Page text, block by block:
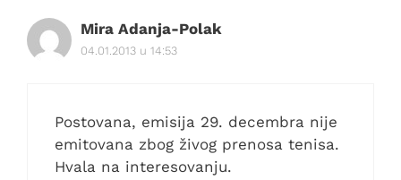
Mira Adanja-Polak
04.01.2013 u 14:53
Postovana, emisija 29. decembra nije
emitovana zbog živog prenosa tenisa.
Hvala na interesovanju.